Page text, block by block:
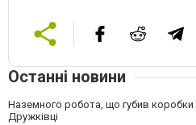
Останні новини
Наземного робота, що губив
Дружківці